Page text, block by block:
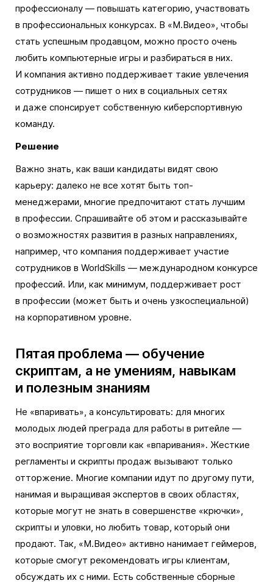
профессионалу — повышать категорию, участвовать
в профессиональных конкурсах. В «М.Видео», чтобы
стать успешным продавцом, можно просто очень
любить компьютерные игры и разбираться в них.
И компания активно поддерживает такие увлечения
сотрудников — пишет о них в социальных сетях
и даже спонсирует собственную киберспортивную
команду.
Решение
Важно знать, как ваши кандидаты видят свою
карьеру: далеко не все хотят быть топ-
менеджерами, многие предпочитают стать лучшим
в профессии. Спрашивайте об этом и рассказывайте
о возможностях развития в разных направлениях,
например, что компания поддерживает участие
сотрудников в WorldSkills — международном конкурсе
профессий. Или, как минимум, поддерживает рост
в профессии (может быть и очень узкоспециальной)
на корпоративном уровне.
Пятая проблема — обучение
скриптам, а не умениям, навыкам
и полезным знаниям
Не «впаривать», а консультировать: для многих
молодых людей преграда для работы в ритейле —
это восприятие торговли как «впаривания». Жесткие
регламенты и скрипты продаж вызывают только
отторжение. Многие компании идут по другому пути,
нанимая и выращивая экспертов в своих областях,
которые могут не знать в совершенстве «крючки»,
скрипты и уловки, но любить товар, который они
продают. Так, «М.Видео» активно нанимает геймеров,
которые смогут рекомендовать игры клиентам,
обсуждать их с ними. Есть собственные сборные